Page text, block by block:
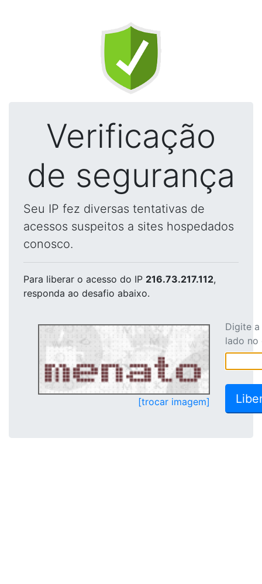
Verificação
de segurança
Seu IP fez diversas tentativas de
acessos suspeitos a sites hospedados
conosco.
Para liberar o acesso do IP 216.73.217.112,
responda ao desafio abaixo.
[trocar imagem]
Digite
lado no